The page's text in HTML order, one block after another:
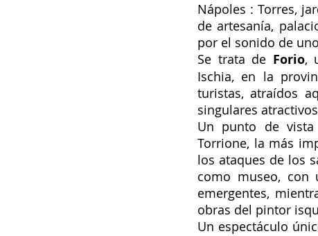
URUGUAY VENEZUELA
Nápoles : Torres,
de artesanía,
por el sonido de
Se trata de Forio,
Ischia, en la
turistas, atraídos
singulares
Un punto de
Torrione, la más
los ataques de los
como museo, con
emergentes,
obras del pintor
Un espectáculo